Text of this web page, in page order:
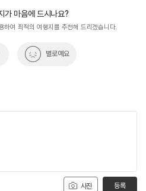
가 마음에 드시나요?
하여 최적의 여행지를 추천해 드리겠습니다.
별로예요
사진 등록